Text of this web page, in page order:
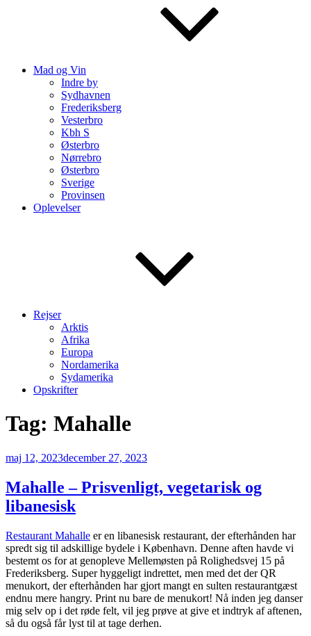
Mad og Vin
Indre by
Sydhavnen
Frederiksberg
Vesterbro
Kbh S
Østerbro
Nørrebro
Østerbro
Sverige
Provinsen
Oplevelser
Rejser
Arktis
Afrika
Europa
Nordamerika
Sydamerika
Opskrifter
Tag: Mahalle
Udgivet
maj 12, 2023december 27, 2023
Mahalle – Prisvenligt, vegetarisk og
libanesisk
Restaurant Mahalle er en libanesisk restaurant, der efterhånden har
spredt sig til adskillige bydele i København. Denne aften havde vi
bestemt os for at genopleve Mellemøsten på Rolighedsvej 15 på
Frederiksberg. Super hyggeligt indrettet, men med det der QR
menukort, der efterhånden har gjort mangt en sulten restaurantgæst
endnu mere hangry. Print nu bare de menukort! Nå inden jeg danser
mig selv op i det røde felt, vil jeg prøve at give et indtryk af aftenen,
så du også får lyst til at tage derhen.